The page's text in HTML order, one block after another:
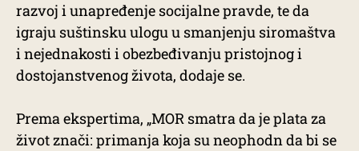
razvoj i unapređenje socijalne pravde, te da
igraju suštinsku ulogu u smanjenju siromaštva
i nejednakosti i obezbeđivanju pristojnog i
dostojanstvenog života, dodaje se.
Prema ekspertima, „MOR smatra da je plata za
život znači: primanja koja su neophodn da bi se